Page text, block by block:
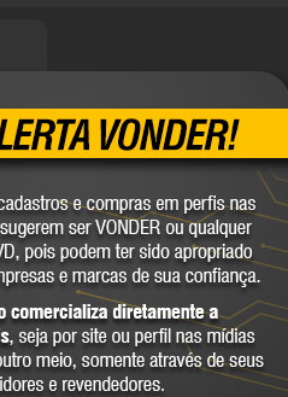
COMPARAR
Assistência ao Consumidor |
0800 723